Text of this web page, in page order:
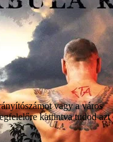
vagy a város
kattintva tudod azt